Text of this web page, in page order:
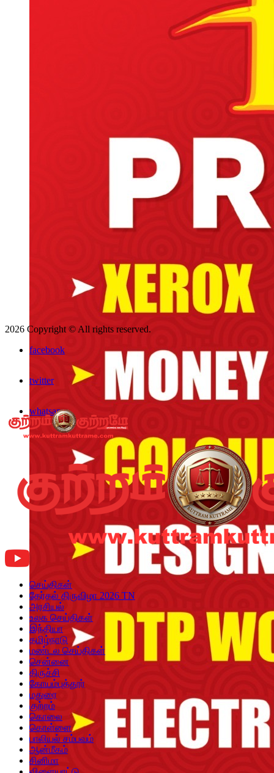
2026 Copyright © All rights reserved.
facebook
twitter
whatsapp
செய்திகள்
தேர்தல் திருவிழா 2026 TN
அரசியல்
உலக செய்திகள்
இந்தியா
தமிழ்நாடு
மண்டல செய்திகள்
சென்னை
திருச்சி
கோயம்புத்தூர்
மதுரை
குற்றம்
கொலை
கொள்ளை
பாலியல் சம்பவம்
ஆன்மீகம்
சினிமா